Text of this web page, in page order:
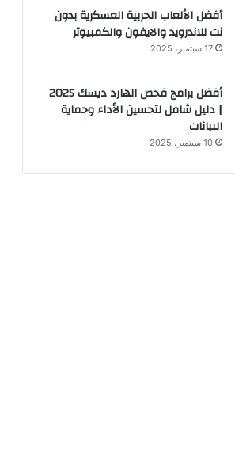
أفضل الألعاب الحربية العسكرية بدون
نت للاندرويد والايفون والكمبيوتر
17 سبتمبر، 2025
أفضل برامج فحص الهارد ديسك 2025
| دليل شامل لتحسين الأداء وحماية
البيانات
10 سبتمبر، 2025